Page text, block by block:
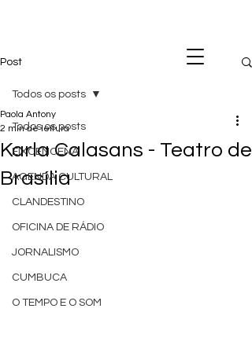
Post
Todos os posts
EIXOENCENA
AGENDA CULTURAL
CLANDESTINO
OFICINA DE RÁDIO
JORNALISMO
CUMBUCA
O TEMPO E O SOM
Todos os posts
Karla Calasans - Teatro de
Brasília
Paola Antony
2 min de leitura